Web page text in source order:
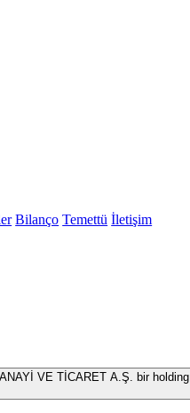
Bilanço Temettü İletişim
VE TİCARET A.Ş. bir holding